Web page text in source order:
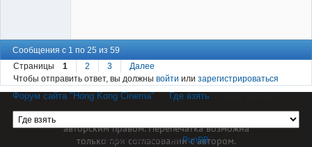
Сообщения с 1 по 25 из 59
Страницы
1 2 3
Далее
Чтобы отправить ответ, вы должны войти или зарегистрироваться
Форум сайта "Hong Kong Cinema" Где взять
Форум работает наPunBB
Материал сайта hkcinema.ru защищен
авторским правом. Перепечатка возможна
только при согласовании с автором.